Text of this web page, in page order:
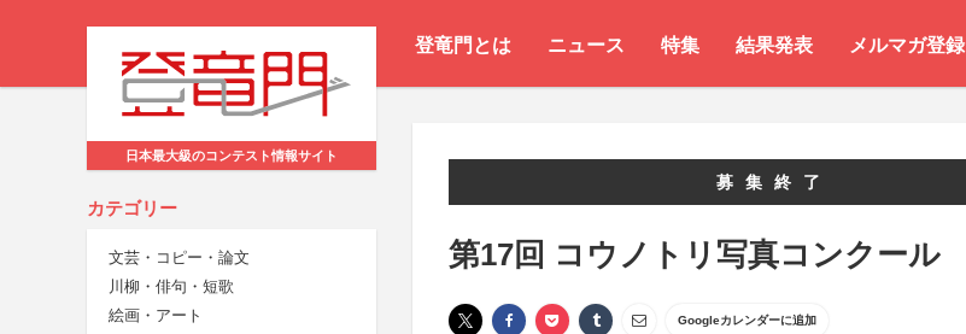
登竜門とは ニュース 特集 結果発表 メルマガ登録
日本最大級のコンテスト情報サイト
カテゴリー
文芸・コピー・論文
川柳・俳句・短歌
絵画・アート
募集終了
第17回 コウノトリ写真コンクール
Googleカレンダーに追加